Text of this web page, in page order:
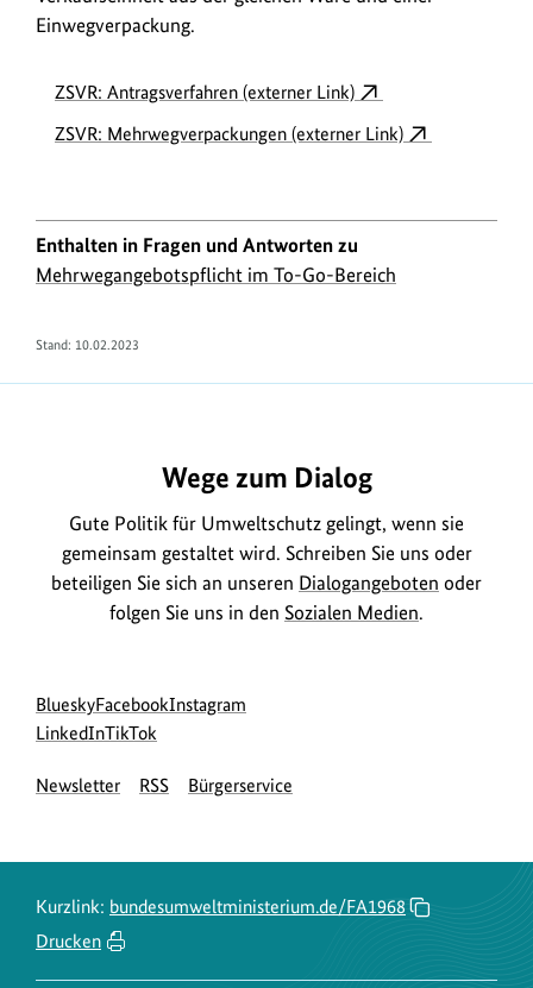
Einwegverpackung.
ZSVR: Antragsverfahren (externer Link)
ZSVR: Mehrwegverpackungen (externer Link)
Enthalten in Fragen und Antworten zu
Mehrwegangebotspflicht im To-Go-Bereich
Stand: 10.02.2023
Wege zum Dialog
Gute Politik für Umweltschutz gelingt, wenn sie
gemeinsam gestaltet wird. Schreiben Sie uns oder
beteiligen Sie sich an unseren Dialogangeboten oder
folgen Sie uns in den Sozialen Medien.
Social
Media
Blueskyzur
Bluesky-
des
Facebookzur
des
Instagram
des
LinkedInzur
Seite
zur
Seite
TikTok
Newsletter RSS Bürgerservice
Kurzlink: bundesumweltministerium.de/FA1968
Drucken